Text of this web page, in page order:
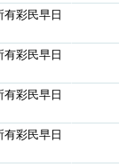
彩民早日
彩民早日
彩民早日
彩民早日